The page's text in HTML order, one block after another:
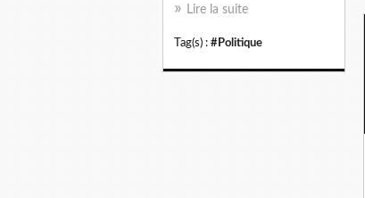
Lire la suite
Tag(s) : #Politique